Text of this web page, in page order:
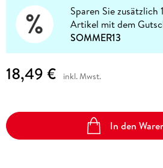
Sparen Sie zusätzlich
Artikel mit dem
SOMMER13
18,49 € inkl. Mwst.
In den